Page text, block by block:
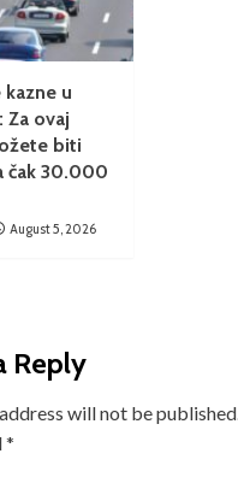
kazne u
Za ovaj
biti
čak 30.000
August 5, 2026
Reply
will not be published.
*